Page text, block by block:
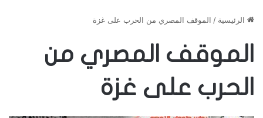
الرئيسية / الموقف المصري من الحرب على غزة
الموقف المصري من
الحرب على غزة